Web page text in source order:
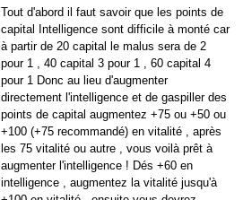
Tout d'abord il faut savoir que les points de
capital Intelligence sont difficile à monté car
à partir de 20 capital le malus sera de 2
pour 1 , 40 capital 3 pour 1 , 60 capital 4
pour 1 Donc au lieu d'augmenter
directement l'intelligence et de gaspiller des
points de capital augmentez +75 ou +50 ou
+100 (+75 recommandé) en vitalité , après
les 75 vitalité ou autre , vous voilà prêt à
augmenter l'intelligence ! Dés +60 en
intelligence , augmentez la vitalité jusqu'à